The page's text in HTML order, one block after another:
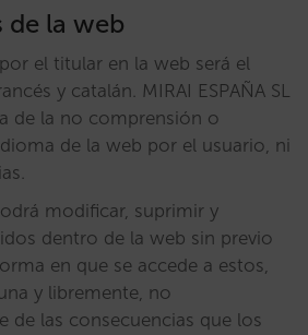
de la web
el titular en la web será el
y catalán. MIRAI ESPAÑA SL
de la no comprensión o
de la web por el usuario, ni
modificar, suprimir y
dentro de la web sin previo
en que se accede a estos,
y libremente, no
de las consecuencias que los